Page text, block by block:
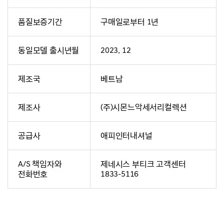
품질보증기간 구매일로부터 1년
동일모델 출시년월 2023. 12
제조국 베트남
제조사 (주)시몬느악세서리컬렉션
공급사 애피인터내셔널
A/S 책임자와
전화번호
제네시스 부티크 고객센터
1833-5116